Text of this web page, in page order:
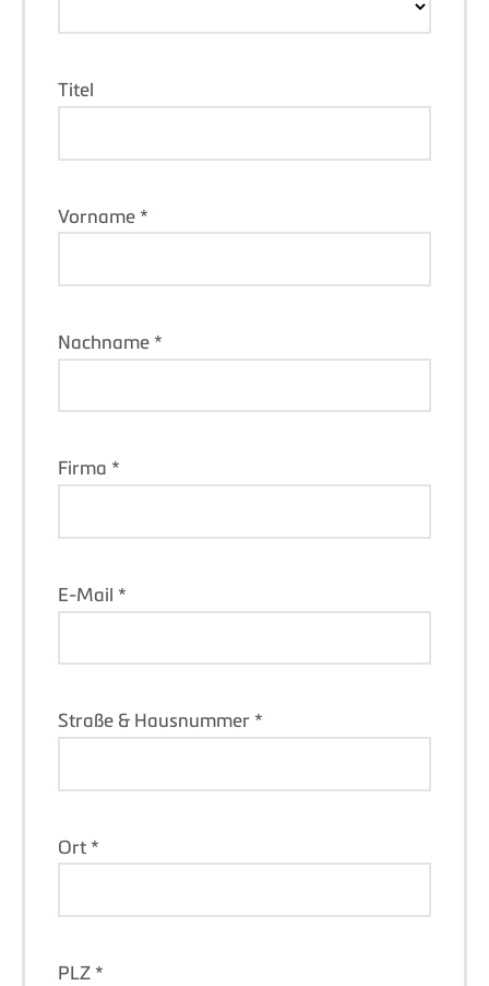
Titel
Vorname *
Nachname *
Firma *
E-Mail *
Straße & Hausnummer *
Ort *
PLZ *